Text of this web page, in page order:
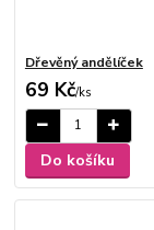
Dřevěný andělíček
69 Kč/ks
Do košíku